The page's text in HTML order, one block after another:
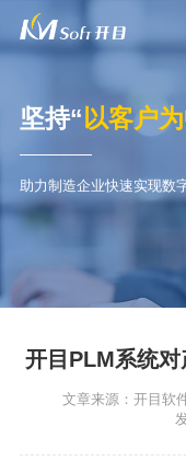
坚持“ 以客户
助力制造企业快速实现数
开目PLM系统对
文章来源： 开目软